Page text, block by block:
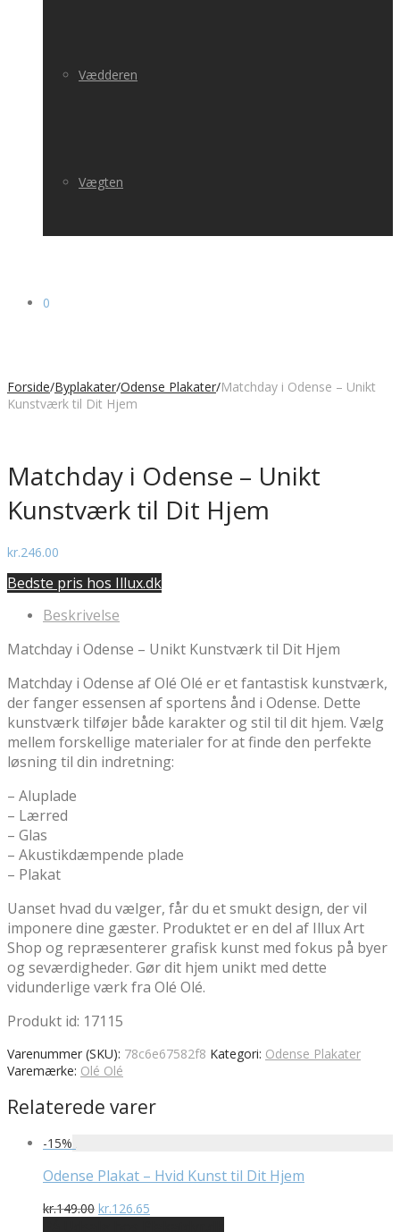
Vædderen
Vægten
0
Forside/Byplakater/Odense Plakater/Matchday i Odense – Unikt
Kunstværk til Dit Hjem
Matchday i Odense – Unikt
Kunstværk til Dit Hjem
kr.246.00
Bedste pris hos Illux.dk
Beskrivelse
Matchday i Odense – Unikt Kunstværk til Dit Hjem
Matchday i Odense af Olé Olé er et fantastisk kunstværk,
der fanger essensen af sportens ånd i Odense. Dette
kunstværk tilføjer både karakter og stil til dit hjem. Vælg
mellem forskellige materialer for at finde den perfekte
løsning til din indretning:
– Aluplade
– Lærred
– Glas
– Akustikdæmpende plade
– Plakat
Uanset hvad du vælger, får du et smukt design, der vil
imponere dine gæster. Produktet er en del af Illux Art
Shop og repræsenterer grafisk kunst med fokus på byer
og seværdigheder. Gør dit hjem unikt med dette
vidunderlige værk fra Olé Olé.
Produkt id: 17115
Varenummer (SKU): 78c6e67582f8 Kategori: Odense Plakater
Varemærke: Olé Olé
Relaterede varer
-15%
Odense Plakat – Hvid Kunst til Dit Hjem
kr.149.00 Den
kr.126.65